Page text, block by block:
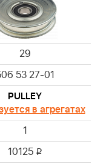
29
53 27-01
PULLEY
в агрегатах
1
10125 i